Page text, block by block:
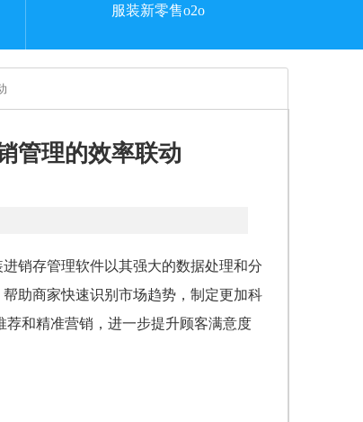
服装新零售o2o
管理的效率联动
销存管理软件以其强大的数据处理和分
助商家快速识别市场趋势，制定更加科
和精准营销，进一步提升顾客满意度